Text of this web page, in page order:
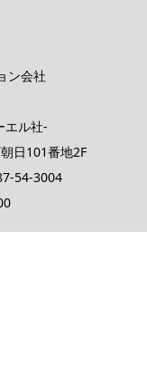
ン会社
エル社-
日101番地2F
54-3004